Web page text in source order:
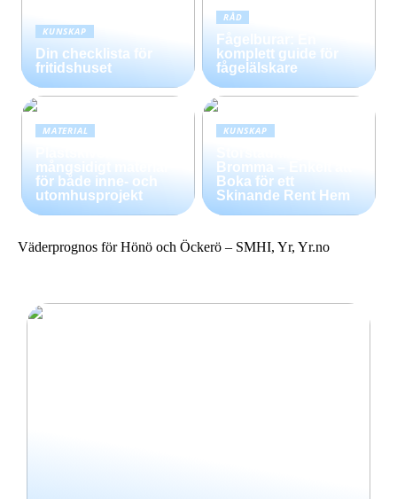
KUNSKAP
Din checklista för
fritidshuset
RÅD
Fågelburar: En
komplett guide för
fågelälskare
MATERIAL
mångsidigt material
för både inne- och
utomhusprojekt
KUNSKAP
Bromma – Enkelt att
Boka för ett
Skinande Rent Hem
Väderprognos för Hönö och Öckerö – SMHI, Yr, Yr.no